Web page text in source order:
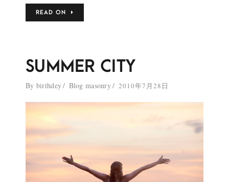
READ ON
SUMMER CITY
By birthdey Blog masonry 2010年7月28日